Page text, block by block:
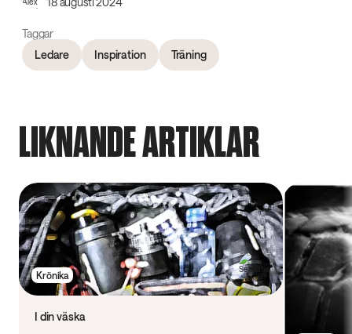
Taggar
Ledare
Inspiration Träning
LIKNANDE ARTIKLAR
Krönika
I din väska